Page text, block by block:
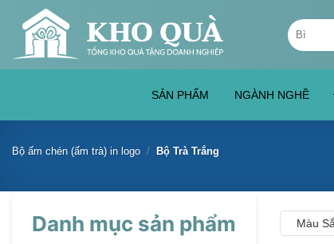
content
Tìm
kiếm:
SẢN PHẨM NGÀNH NGHỀ
Bộ ấm chén (ấm trà) in logo / Bộ Trà Trắng
Danh mục sản phẩm Màu